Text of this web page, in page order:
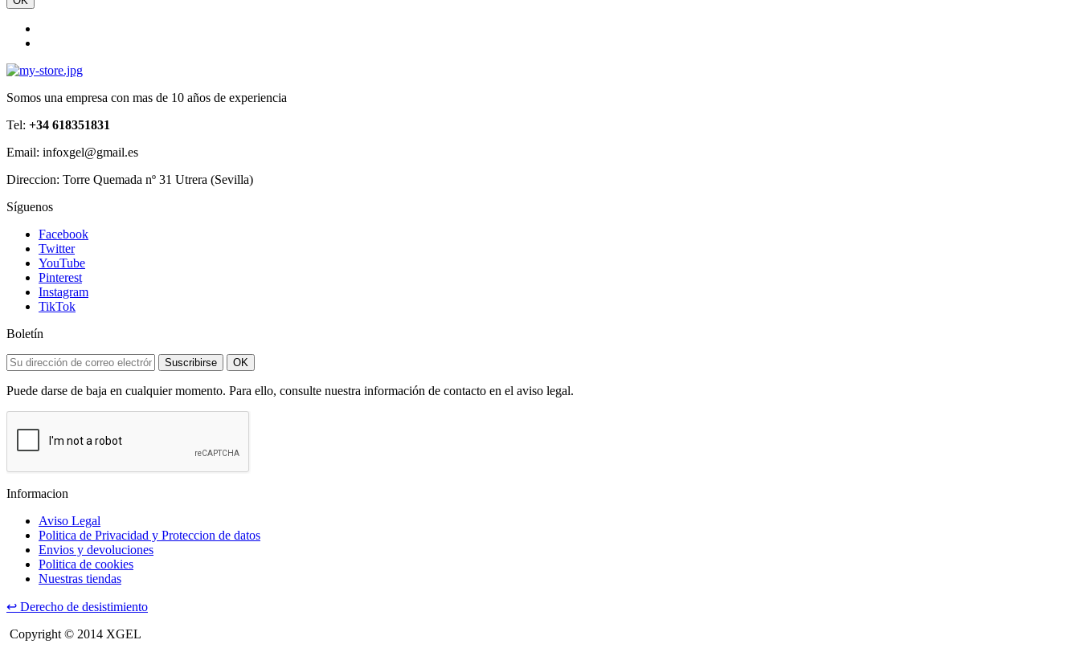
Somos una empresa con mas de 10 años de experiencia
Tel: +34 618351831
Email: infoxgel@gmail.es
Direccion: Torre Quemada nº 31 Utrera (Sevilla)
Síguenos
Facebook
Twitter
YouTube
Pinterest
Instagram
TikTok
Boletín
Suscribirse OK
Puede darse de baja en cualquier momento. Para ello, consulte nuestra información de contacto en el aviso legal.
Informacion
Aviso Legal
Politica de Privacidad y Proteccion de datos
Envios y devoluciones
Politica de cookies
Nuestras tiendas
↩ Derecho de desistimiento
Copyright © 2014 XGEL